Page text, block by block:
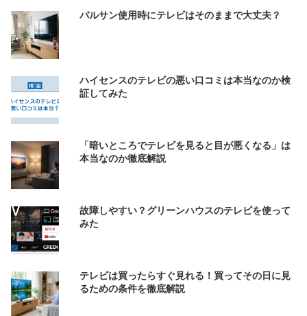
バルサン使用時にテレビはそのままで大丈夫？
ハイセンスのテレビの悪い口コミは本当なのか検
証してみた
「暗いところでテレビを見ると目が悪くなる」は
本当なのか徹底解説
故障しやすい？グリーンハウスのテレビを使って
みた
テレビは買ったらすぐ見れる！買ってその日に見
るための条件を徹底解説